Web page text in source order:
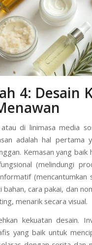
4: Desain
di linimasa media
adalah hal pertama
Kemasan yang baik
(melindungi
(mencantumkan
cara pakai, dan
menarik secara visual.
kekuatan desain.
yang baik untuk